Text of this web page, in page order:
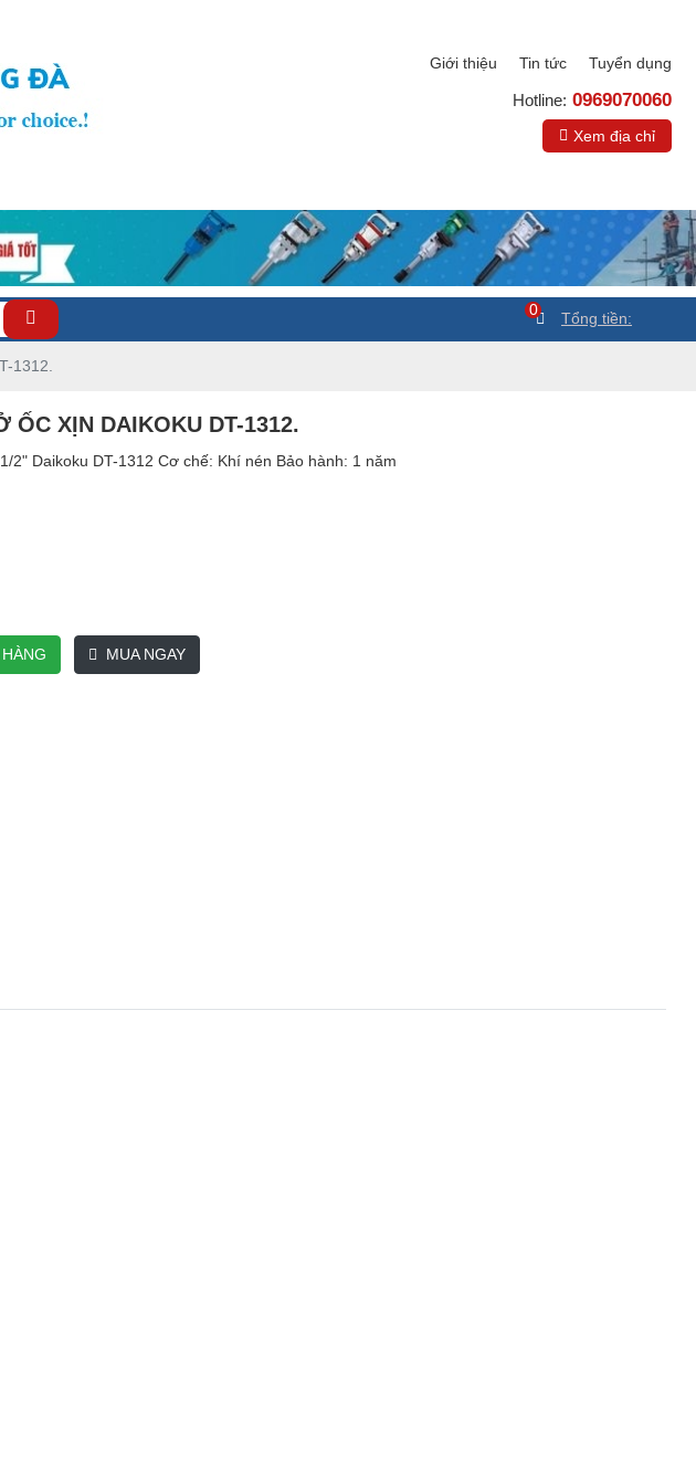
Giới thiệu Tin tức Tuyển dụng
Hotline: 0969070060
Xem địa chỉ
0 Tổng tiền:
1312.
ỐC XỊN DAIKOKU DT-1312.
2" Daikoku DT-1312 Cơ chế: Khí nén Bảo hành: 1 năm
MUA NGAY